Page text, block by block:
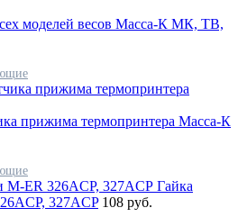
моделей весов Масса-К МК, ТВ,
прижима термопринтера Масса-К
Гайка
327ACP 108 руб.